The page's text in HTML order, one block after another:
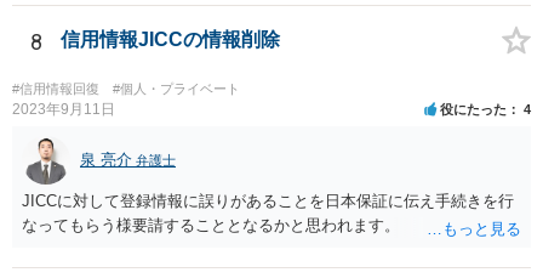
られるケースも多いかと思われます。
8 信用情報JICCの情報削除
#信用情報回復 #個人・プライベート
2023年9月11日 役にたった 4
泉 亮介 弁護士
JICCに対して登録情報に誤りがあることを日本保証に伝え手続きを行
なってもらう様要請することとなるかと思われます。